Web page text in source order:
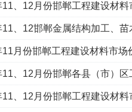
11、12月份邯郸工程建设材
11、12邯郸金属结构加工、
11月份邯郸工程建设材料市场
11、12月份邯郸各县（市）
11、12月份邯郸工程建设材